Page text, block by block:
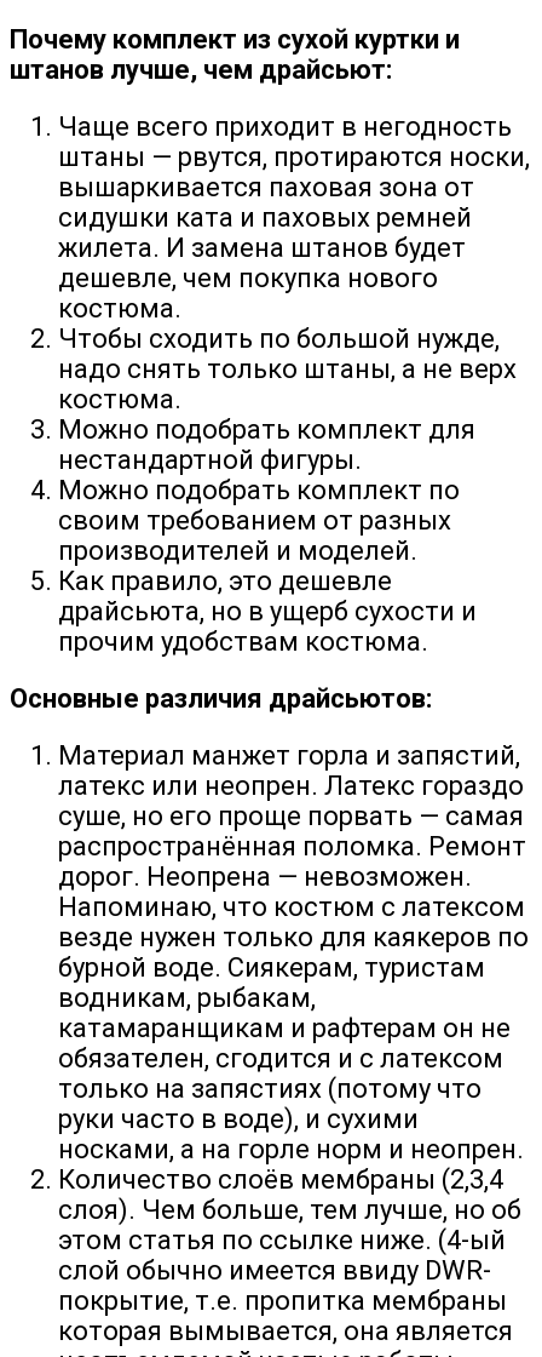
Почему комплект из сухой куртки и
штанов лучше, чем драйсьют:
Чаще всего приходит в негодность
штаны — рвутся, протираются носки,
вышаркивается паховая зона от
сидушки ката и паховых ремней
жилета. И замена штанов будет
дешевле, чем покупка нового
костюма.
Чтобы сходить по большой нужде,
надо снять только штаны, а не верх
костюма.
Можно подобрать комплект для
нестандартной фигуры.
Можно подобрать комплект по
своим требованием от разных
производителей и моделей.
Как правило, это дешевле
драйсьюта, но в ущерб сухости и
прочим удобствам костюма.
Основные различия драйсьютов:
Материал манжет горла и запястий,
латекс или неопрен. Латекс гораздо
суше, но его проще порвать — самая
распространённая поломка. Ремонт
дорог. Неопрена — невозможен.
Напоминаю, что костюм с латексом
везде нужен только для каякеров по
бурной воде. Сиякерам, туристам
водникам, рыбакам,
катамаранщикам и рафтерам он не
обязателен, сгодится и с латексом
только на запястиях (потому что
руки часто в воде), и сухими
носками, а на горле норм и неопрен.
Количество слоёв мембраны (2,3,4
слоя). Чем больше, тем лучше, но об
этом статья по ссылке ниже. (4-ый
слой обычно имеется ввиду DWR-
покрытие, т.е. пропитка мембраны
которая вымывается, она является